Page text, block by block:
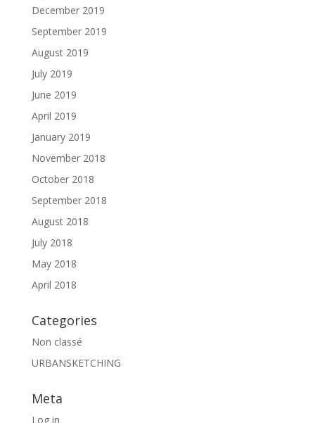
December 2019
September 2019
August 2019
July 2019
June 2019
April 2019
January 2019
November 2018
October 2018
September 2018
August 2018
July 2018
May 2018
April 2018
Categories
Non classé
URBANSKETCHING
Meta
Log in